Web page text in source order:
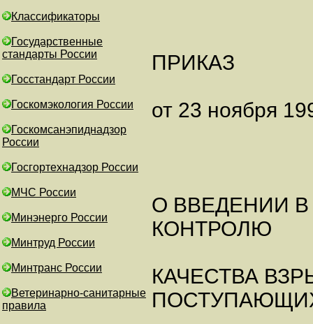
Классификаторы
Государственные
стандарты России
Госстандарт России
Госкомэкология России
Госкомсанэпиднадзор
России
Госгортехнадзор России
МЧС России
Минэнерго России
Минтруд России
Минтранс России
Ветеринарно-санитарные
правила
ПРИКАЗ
от 23 ноября
О ВВЕДЕНИИ
КОНТРОЛЮ
КАЧЕСТВА